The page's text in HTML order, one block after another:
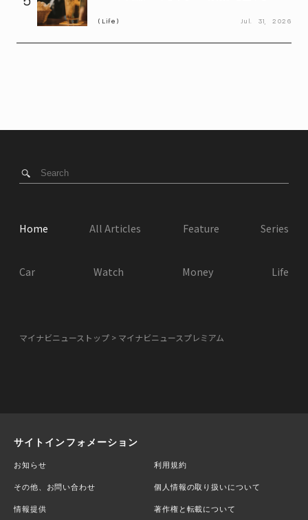
Life Jul. 31, 2026
Home All Articles Feature Series
Car Watch Money Life
マイナビニューストップ マイナビニュースプレミアム
サイトインフォメーション
お知らせ 利用規約
その他、お問い合わせ 個人情報の取り扱いについて
情報提供 著作権と転載について